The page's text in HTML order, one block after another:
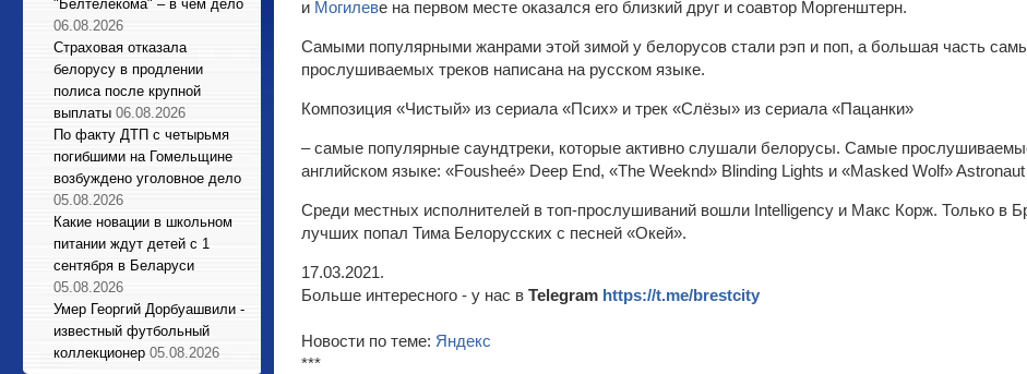
"Белтелекома" – в чем дело
06.08.2026
Страховая отказала
белорусу в продлении
полиса после крупной
выплаты 06.08.2026
По факту ДТП с четырьмя
погибшими на Гомельщине
возбуждено уголовное дело
05.08.2026
Какие новации в школьном
питании ждут детей с 1
сентября в Беларуси
05.08.2026
Умер Георгий Дорбуашвили -
известный футбольный
коллекционер 05.08.2026
и Могилеве на первом месте оказался его близкий друг и соавтор Моргенштерн.
Самыми популярными жанрами этой зимой у белорусов стали рэп и поп, а большая часть
прослушиваемых треков написана на русском языке.
Композиция «Чистый» из сериала «Псих» и трек «Слёзы» из сериала «Пацанки»
– самые популярные саундтреки, которые активно слушали белорусы. Самые
английском языке: «Fousheé» Deep End, «The Weeknd» Blinding Lights и «Masked Wolf»
Среди местных исполнителей в топ-прослушиваний вошли Intelligency и Макс Корж. Только в
лучших попал Тима Белорусских с песней «Окей».
17.03.2021.
Больше интересного - у нас в Telegram https://t.me/brestcity
Новости по теме: Яндекс
***